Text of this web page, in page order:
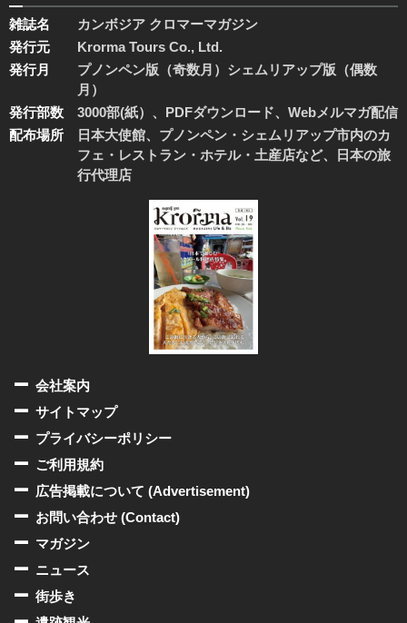
雑誌名
カンボジア クロマーマガジン
発行元
Krorma Tours Co., Ltd.
発行月
プノンペン版（奇数月）シェムリアップ版（偶数
月）
発行部数
3000部(紙）、PDFダウンロード、Webメルマガ配信
配布場所
日本大使館、プノンペン・シェムリアップ市内のカ
フェ・レストラン・ホテル・土産店など、日本の旅
行代理店
会社案内
サイトマップ
プライバシーポリシー
ご利用規約
広告掲載について (Advertisement)
お問い合わせ (Contact)
マガジン
ニュース
街歩き